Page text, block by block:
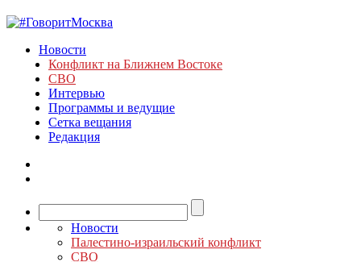
Новости
Конфликт на Ближнем Востоке
СВО
Интервью
Программы и ведущие
Сетка вещания
Редакция
Новости
Палестино-израильский конфликт
СВО